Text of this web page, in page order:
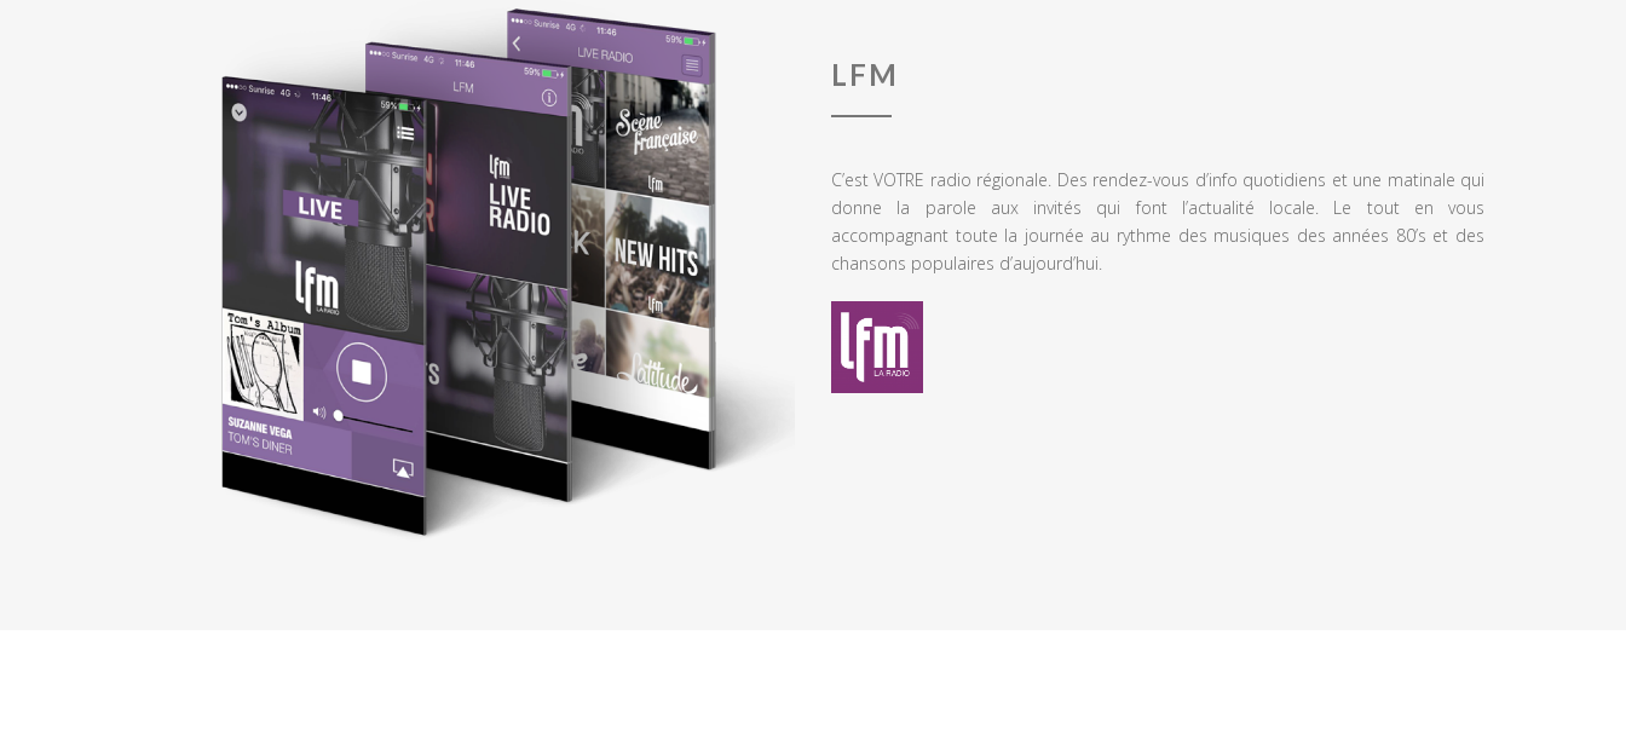
LFM
C’est VOTRE radio régionale. Des rendez-vous d’info quotidiens et une matinale qui
donne la parole aux invités qui font l’actualité locale. Le tout en vous
accompagnant toute la journée au rythme des musiques des années 80’s et des
chansons populaires d’aujourd’hui.